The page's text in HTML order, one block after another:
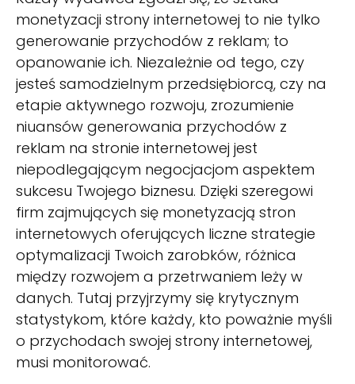
monetyzacji strony internetowej to nie tylko
generowanie przychodów z reklam; to
opanowanie ich. Niezależnie od tego, czy
jesteś samodzielnym przedsiębiorcą, czy na
etapie aktywnego rozwoju, zrozumienie
niuansów generowania przychodów z
reklam na stronie internetowej jest
niepodlegającym negocjacjom aspektem
sukcesu Twojego biznesu. Dzięki szeregowi
firm zajmujących się monetyzacją stron
internetowych oferujących liczne strategie
optymalizacji Twoich zarobków, różnica
między rozwojem a przetrwaniem leży w
danych. Tutaj przyjrzymy się krytycznym
statystykom, które każdy, kto poważnie myśli
o przychodach swojej strony internetowej,
musi monitorować.